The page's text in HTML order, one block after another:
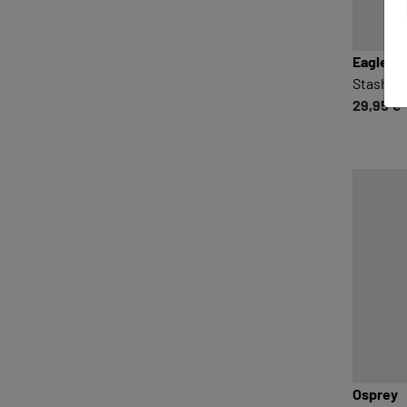
Eagle
Stash
29,95 €
Osprey